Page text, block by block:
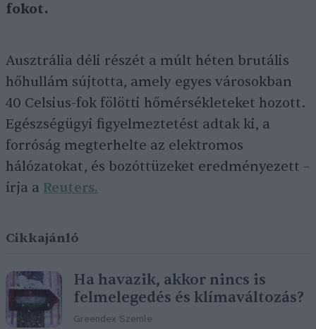
fokot.
Ausztrália déli részét a múlt héten brutális
hőhullám sújtotta, amely egyes városokban
40 Celsius-fok fölötti hőmérsékleteket hozott.
Egészségügyi figyelmeztetést adtak ki, a
forróság megterhelte az elektromos
hálózatokat, és bozóttüzeket eredményezett –
írja a Reuters.
Cikkajánló
Ha havazik, akkor nincs is
felmelegedés és klímaváltozás?
Greendex Szemle